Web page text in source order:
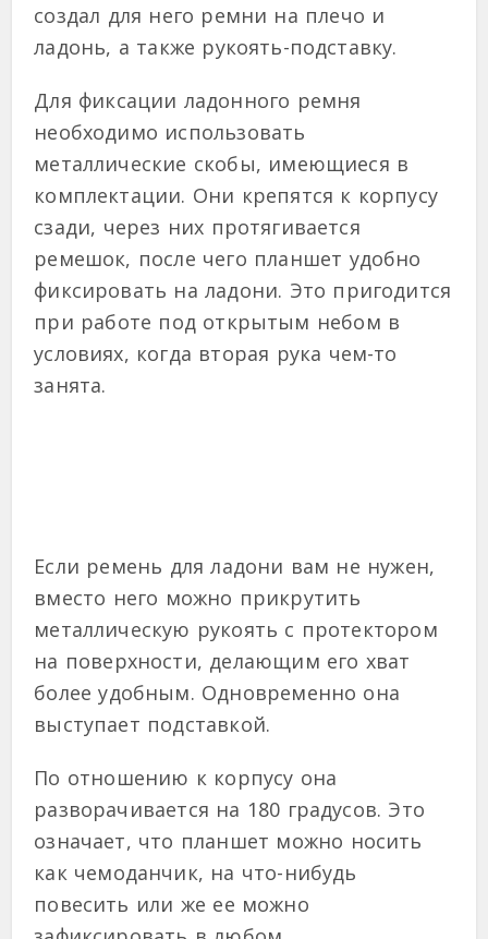
создал для него ремни на плечо и
ладонь, а также рукоять-подставку.
Для фиксации ладонного ремня
необходимо использовать
металлические скобы, имеющиеся в
комплектации. Они крепятся к корпусу
сзади, через них протягивается
ремешок, после чего планшет удобно
фиксировать на ладони. Это пригодится
при работе под открытым небом в
условиях, когда вторая рука чем-то
занята.
Если ремень для ладони вам не нужен,
вместо него можно прикрутить
металлическую рукоять с протектором
на поверхности, делающим его хват
более удобным. Одновременно она
выступает подставкой.
По отношению к корпусу она
разворачивается на 180 градусов. Это
означает, что планшет можно носить
как чемоданчик, на что-нибудь
повесить или же ее можно